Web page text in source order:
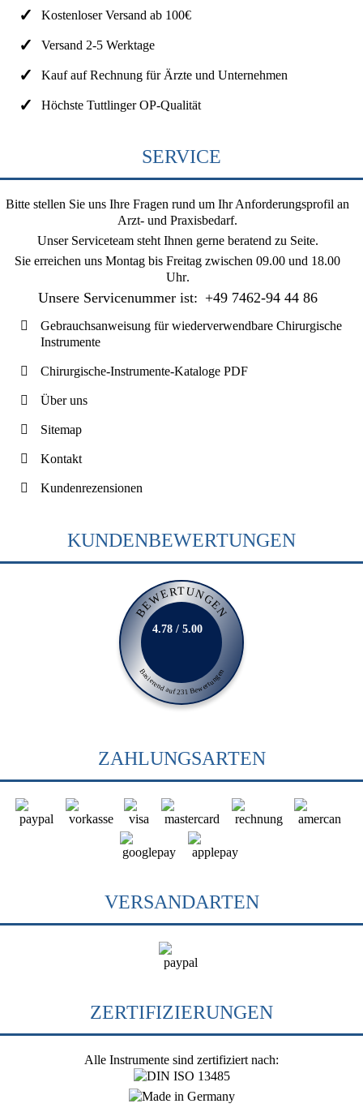
Kostenloser Versand ab 100€
Versand 2-5 Werktage
Kauf auf Rechnung für Ärzte und Unternehmen
Höchste Tuttlinger OP-Qualität
SERVICE
Bitte stellen Sie uns Ihre Fragen rund um Ihr Anforderungsprofil an
Arzt- und Praxisbedarf.
Unser Serviceteam steht Ihnen gerne beratend zu Seite.
Sie erreichen uns Montag bis Freitag zwischen 09.00 und 18.00
Uhr.
Unsere Servicenummer ist: +49 7462-94 44 86
Gebrauchsanweisung für wiederverwendbare Chirurgische
Instrumente
Chirurgische-Instrumente-Kataloge PDF
Über uns
Sitemap
Kontakt
Kundenrezensionen
KUNDENBEWERTUNGEN
BEWERTUNGEN
Basierend auf 231 Bewertungen
4.78 / 5.00
ZAHLUNGSARTEN
VERSANDARTEN
ZERTIFIZIERUNGEN
Alle Instrumente sind zertifiziert nach: